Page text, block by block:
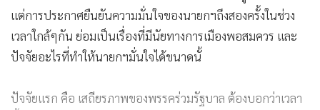
แต่การประกาศยืนยันความมั่นใจของนายกฯถึงสองครั้งในช่วง
เวลาใกล้ๆกัน ย่อมเป็นเรื่องที่มีนัยทางการเมืองพอสมควร และ
ปัจจัยอะไรที่ทำให้นายกฯมั่นใจได้ขนาดนั้
ปัจจัยแรก คือ เสถียรภาพของพรรคร่วมรัฐบาล ต้องบอกว่าเวลา